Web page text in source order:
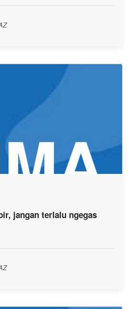
jangan terlalu ngegas